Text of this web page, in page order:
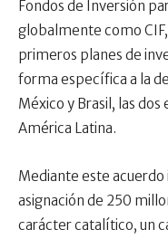
Fondos de Inversión
globalmente como
primeros planes de
forma específica a la
México y Brasil, las
América Latina.
Mediante este acuerdo
asignación de 250
carácter catalítico, un